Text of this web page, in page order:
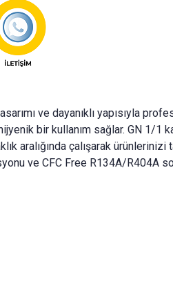
ve dayanıklı yapısıyla
bir kullanım sağlar. GN 1/
aralığında çalışarak
ve CFC Free R134A/R404A